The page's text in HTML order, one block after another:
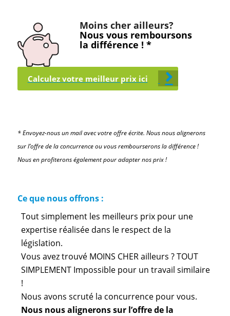
Moins cher ailleurs?
Nous vous remboursons
la différence ! *
Calculez votre meilleur prix ici
* Envoyez-nous un mail avec votre offre écrite. Nous nous alignerons
sur l’offre de la concurrence ou vous rembourserons la différence !
Nous en profiterons également pour adapter nos prix !
Ce que nous offrons :
Tout simplement les meilleurs prix pour une
expertise réalisée dans le respect de la
législation.
Vous avez trouvé MOINS CHER ailleurs ? TOUT
SIMPLEMENT Impossible pour un travail similaire
!
Nous avons scruté la concurrence pour vous.
Nous nous alignerons sur l’offre de la